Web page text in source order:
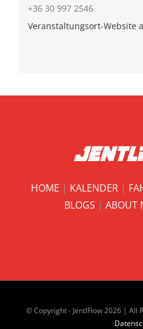
+36 30 997 2546
Veranstaltungsort-Website
HOME | KALENDER |
BLOGS | ABOUT
© Copyright - JentlFlow2026 | All